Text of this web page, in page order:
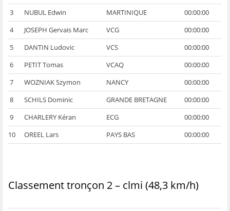
3
NUBUL Edwin MARTINIQUE
00:00:00
4
JOSEPH Gervais Marc VCG
00:00:00
5
DANTIN Ludovic VCS
00:00:00
6
PETIT Tomas VCAQ
00:00:00
7
WOZNIAK Szymon NANCY
00:00:00
8
SCHILS Dominic GRANDE BRETAGNE
00:00:00
9
CHARLERY Kéran ECG
00:00:00
10
OREEL Lars PAYS BAS 00:00:00
Classement tronçon 2 – clmi (48,3 km/h)